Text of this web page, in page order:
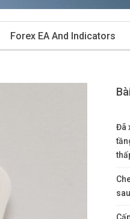
Forex EA And Indicators
Đã